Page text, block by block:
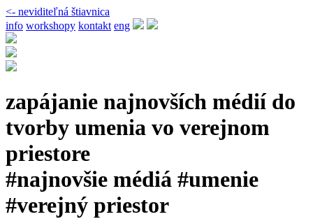
<- neviditeľná štiavnica
info workshopy kontakt eng
zapájanie najnovších médií do
tvorby umenia vo verejnom
priestore
#najnovšie médiá #umenie
#verejný priestor